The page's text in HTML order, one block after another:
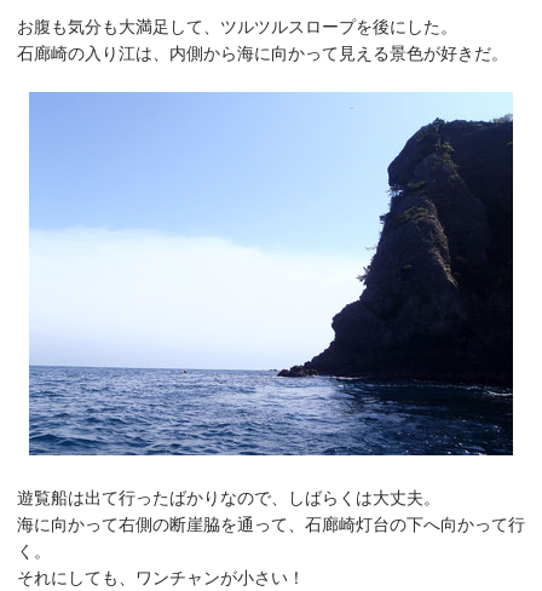
お腹も気分も大満足して、ツルツルスロープを後にした。
石廊崎の入り江は、内側から海に向かって見える景色が好きだ。
遊覧船は出て行ったばかりなので、しばらくは大丈夫。
海に向かって右側の断崖脇を通って、石廊崎灯台の下へ向かって行
く。
それにしても、ワンチャンが小さい！